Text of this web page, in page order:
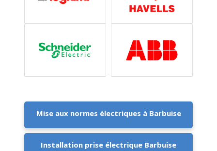
Mise aux normes électriques à Barbuise
Installation prise électrique Barbuise